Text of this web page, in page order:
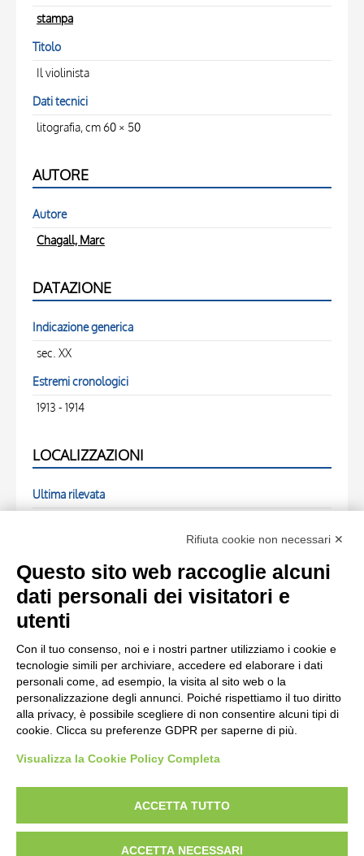
stampa
Titolo
Il violinista
Dati tecnici
litografia, cm 60 × 50
AUTORE
Autore
Chagall, Marc
DATAZIONE
Indicazione generica
sec. XX
Estremi cronologici
1913 - 1914
LOCALIZZAZIONI
Ultima rilevata
FOTO RELATIVE
Scheda foto
Anonimo , Chagall, Marc sec. XX , fronte
Scheda foto
Anonimo , Chagall, Marc sec. XX , retro
diritto d’autore, legge 22 aprile 1941 n. 633. I diritti degli autori, degli artisti e
dei fotografi che hanno realizzato le opere e le immagini, degli enti e delle
istituzioni che ne sono proprietari, sono riservati. Si vieta quindi la
Rifiuta cookie non necessari ✕
Questo sito web raccoglie alcuni
dati personali dei visitatori e
utenti
Con il tuo consenso, noi e i nostri partner utilizziamo i cookie e
tecnologie simili per archiviare, accedere ed elaborare i dati
personali come, ad esempio, la visita al sito web o la
personalizzazione degli annunci. Poiché rispettiamo il tuo diritto
alla privacy, è possibile scegliere di non consentire alcuni tipi di
cookie. Clicca su preferenze GDPR per saperne di più.
Visualizza la Cookie Policy Completa
ACCETTA TUTTO
ACCETTA NECESSARI